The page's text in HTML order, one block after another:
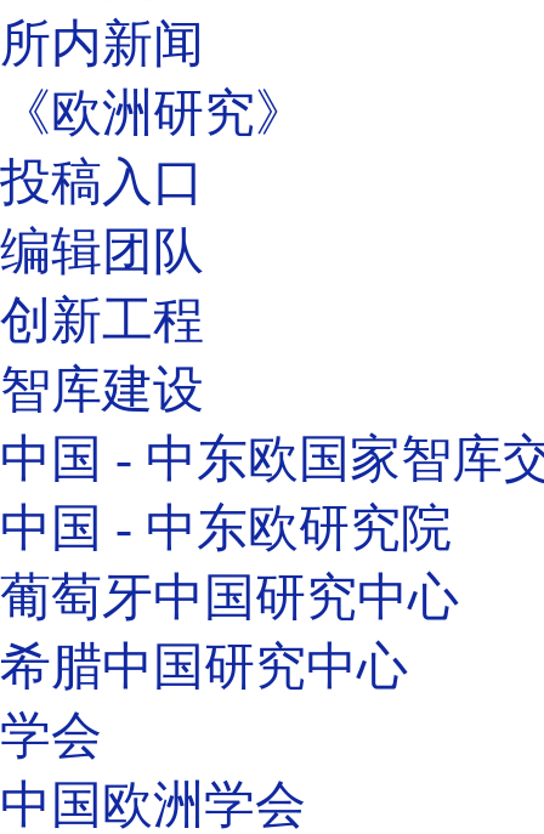
所内新闻
《欧洲研究》
投稿入口
编辑团队
创新工程
智库建设
中国 - 中东欧国家智库
中国 - 中东欧研究院
葡萄牙中国研究中心
希腊中国研究中心
学会
中国欧洲学会